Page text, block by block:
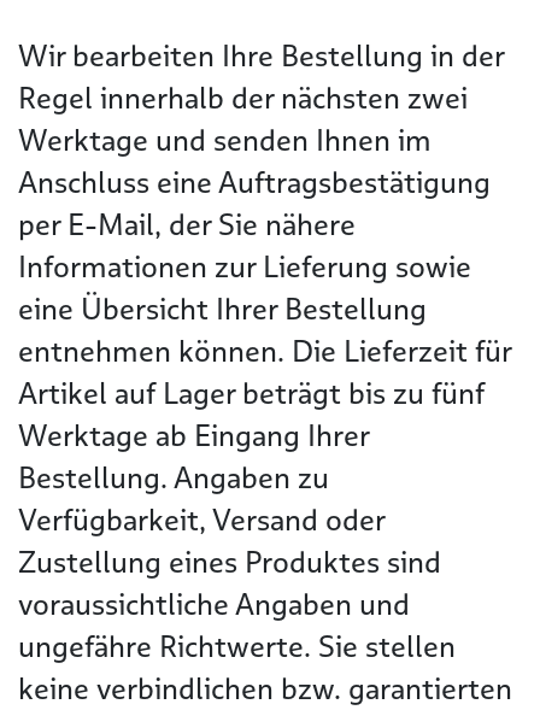
Wir bearbeiten Ihre Bestellung in der
Regel innerhalb der nächsten zwei
Werktage und senden Ihnen im
Anschluss eine Auftragsbestätigung
per E-Mail, der Sie nähere
Informationen zur Lieferung sowie
eine Übersicht Ihrer Bestellung
entnehmen können. Die Lieferzeit für
Artikel auf Lager beträgt bis zu fünf
Werktage ab Eingang Ihrer
Bestellung. Angaben zu
Verfügbarkeit, Versand oder
Zustellung eines Produktes sind
voraussichtliche Angaben und
ungefähre Richtwerte. Sie stellen
keine verbindlichen bzw. garantierten